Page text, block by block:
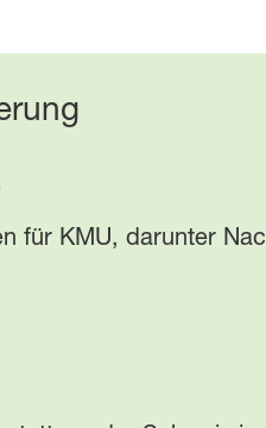
für KMU, darunter